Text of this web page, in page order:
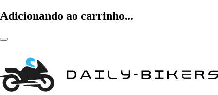
Adicionando ao carrinho...